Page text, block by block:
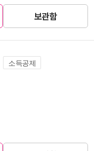
보관함
소득공제